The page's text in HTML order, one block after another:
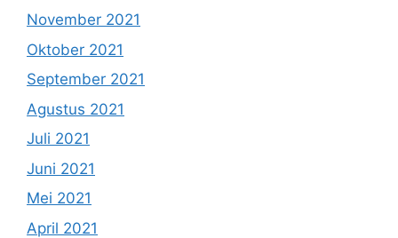
November 2021
Oktober 2021
September 2021
Agustus 2021
Juli 2021
Juni 2021
Mei 2021
April 2021